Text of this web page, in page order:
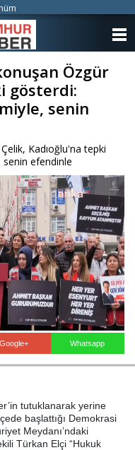
Özgür
gösterdi:
senin
Kadıoğlu'na tepki
efendinle
Google+ Whatsapp
tutuklanarak yerine
başlattığı Demokrasi
Meydanı’ndaki
Türkan Elçi “Hukuk
KATEGORİLER
VİDEO GALERİ
KÜNYE
İLETİŞİM
Haberin Doğru Adresi.